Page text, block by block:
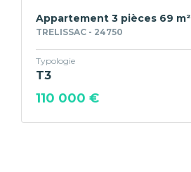
Appartement 3 pièces 69 m²
TRELISSAC - 24750
Typologie
T3
110 000 €